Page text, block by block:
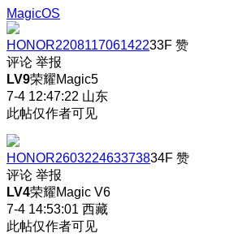
MagicOS
HONOR220811706142233F 赞
评论 举报
LV9荣耀Magic5
7-4 12:47:22 山东
此帖仅作者可见
HONOR260322463373834F 赞
评论 举报
LV4荣耀Magic V6
7-4 14:53:01 西藏
此帖仅作者可见